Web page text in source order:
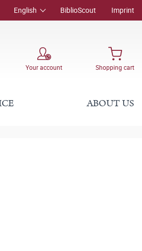
English BiblioScout Imprint
Your account Shopping cart
ABOUT US